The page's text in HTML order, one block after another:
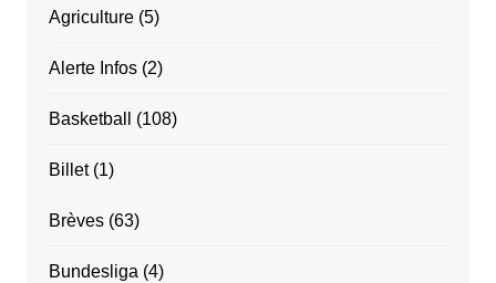
Agriculture(5)
Alerte Infos(2)
Basketball (108)
Billet(1)
Brèves(63)
Bundesliga (4)